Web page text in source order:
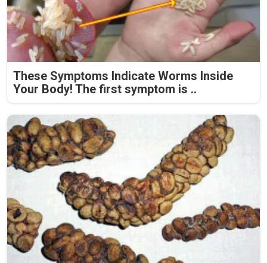
These Symptoms Indicate Worms Inside
Your Body! The first symptom is ..